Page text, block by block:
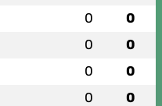
0 0
0 0
0 0
0 0